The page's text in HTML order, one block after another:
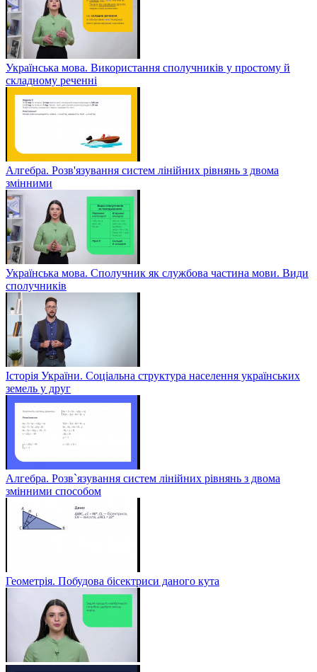
Українська мова. Використання сполучників у простому й
складному реченні
Алгебра. Розв'язування систем лінійних рівнянь з двома
змінними
Українська мова. Сполучник як службова частина мови. Види
сполучників
Історія України. Соціальна структура населення українських
земель у друг
Алгебра. Розв`язування систем лінійних рівнянь з двома
змінними способом
Геометрія. Побудова бісектриси даного кута